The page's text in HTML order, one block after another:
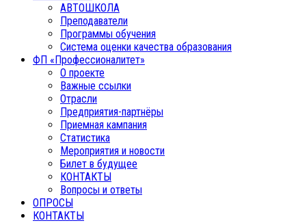
АВТОШКОЛА
Преподаватели
Программы обучения
Система оценки качества образования
ФП «Профессионалитет»
О проекте
Важные ссылки
Отрасли
Предприятия-партнёры
Приемная кампания
Статистика
Мероприятия и новости
Билет в будущее
КОНТАКТЫ
Вопросы и ответы
ОПРОСЫ
КОНТАКТЫ